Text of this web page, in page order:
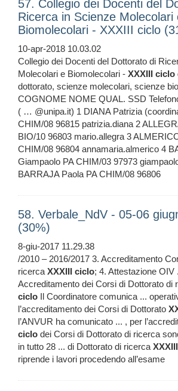
57. Collegio dei Docenti del
Ricerca in Scienze Molecolari
Biomolecolari - XXXIII ciclo
10-apr-2018 10.03.02
Collegio dei Docenti del Dottorato di
Molecolari e Biomolecolari - XXXIII ciclo
dottorato, scienze molecolari, scienze
COGNOME NOME QUAL. SSD
( … @unipa.it) 1 DIANA Patrizia
CHIM/08 96815 patrizia.diana 2
BIO/10 96803 mario.allegra 3
CHIM/08 96804 annamaria.almerico 4
Giampaolo PA CHIM/03 97973
BARRAJA Paola PA CHIM/08 96806
58. Verbale_NdV - 05-06
(30%)
8-giu-2017 11.29.38
/2010 – 2016/2017 3. Accreditamento
ricercaXXXIII ciclo; 4. Attestazione OIV
Accreditamento dei Corsi di Dottorato di
ciclo Il Coordinatore comunica ...
l’accreditamento dei Corsi di Dottorato
l’ANVUR ha comunicato ... , per
ciclo dei Corsi di Dottorato di ricerca
in tutto 28 ... di Dottorato di ricercaXXXIII
riprende i lavori procedendo all’esame